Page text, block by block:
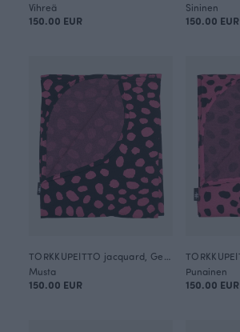
Vihreä
150.00 EUR
Sininen
150.00 EUR
Musta
150.00 EUR
Punainen
150.00 EUR